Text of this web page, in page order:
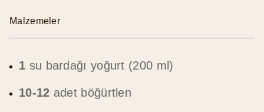
Malzemeler
1 su bardağı yoğurt (200 ml)
10-12 adet böğürtlen